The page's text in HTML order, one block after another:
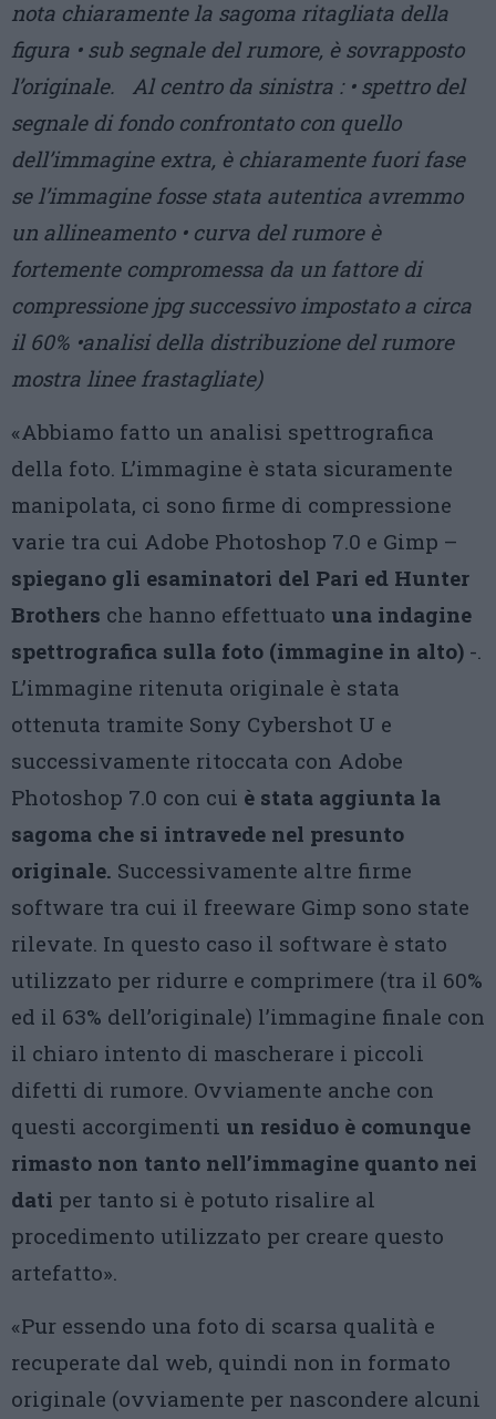
nota chiaramente la sagoma ritagliata della
figura • sub segnale del rumore, è sovrapposto
l’originale. Al centro da sinistra : • spettro del
segnale di fondo confrontato con quello
dell’immagine extra, è chiaramente fuori fase
se l’immagine fosse stata autentica avremmo
un allineamento • curva del rumore è
fortemente compromessa da un fattore di
compressione jpg successivo impostato a circa
il 60% •analisi della distribuzione del rumore
mostra linee frastagliate)
«Abbiamo fatto un analisi spettrografica
della foto. L’immagine è stata sicuramente
manipolata, ci sono firme di compressione
varie tra cui Adobe Photoshop 7.0 e Gimp –
spiegano gli esaminatori del Pari ed Hunter
Brothers che hanno effettuato una indagine
spettrografica sulla foto (immagine in alto) -.
L’immagine ritenuta originale è stata
ottenuta tramite Sony Cybershot U e
successivamente ritoccata con Adobe
Photoshop 7.0 con cui è stata aggiunta la
sagoma che si intravede nel presunto
originale. Successivamente altre firme
software tra cui il freeware Gimp sono state
rilevate. In questo caso il software è stato
utilizzato per ridurre e comprimere (tra il 60%
ed il 63% dell’originale) l’immagine finale con
il chiaro intento di mascherare i piccoli
difetti di rumore. Ovviamente anche con
questi accorgimenti un residuo è comunque
rimasto non tanto nell’immagine quanto nei
dati per tanto si è potuto risalire al
procedimento utilizzato per creare questo
artefatto».
«Pur essendo una foto di scarsa qualità e
recuperate dal web, quindi non in formato
originale (ovviamente per nascondere alcuni